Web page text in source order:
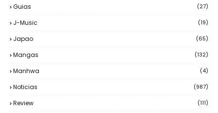
Guias (27)
J-Music (19)
Japao (65)
Mangas (132)
Manhwa (4)
Noticias (987)
Review (111)